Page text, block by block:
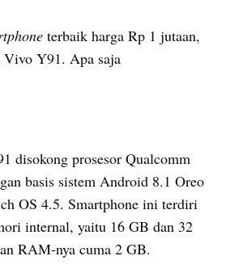
terbaik harga Rp 1 jutaan,
Y91. Apa saja
disokong prosesor Qualcomm
basis sistem Android 8.1 Oreo
OS 4.5. Smartphone ini terdiri
internal, yaitu 16 GB dan 32
RAM-nya cuma 2 GB.